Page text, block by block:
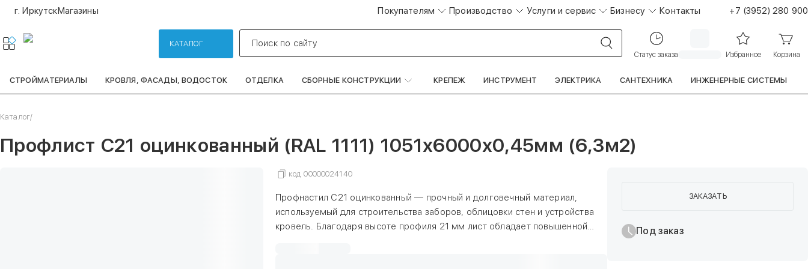
г. ИркутскМагазины Покупателям Производство Услуги и сервис Бизнесу Контакты +7 (3952) 280 900
КАТАЛОГ Поиск по сайту
Статус заказа Избранное Корзина
СТРОЙМАТЕРИАЛЫ КРОВЛЯ, ФАСАДЫ, ВОДОСТОК ОТДЕЛКА СБОРНЫЕ КОНСТРУКЦИИ КРЕПЕЖ ИНСТРУМЕНТ ЭЛЕКТРИКА САНТЕХНИКА ИНЖЕНЕРНЫЕ СИСТЕМЫ
Каталог/
Профлист С21 оцинкованный (RAL 1111) 1051х6000х0,45мм (6,3м2)
код00000024140
Профнастил С21 оцинкованный — прочный и долговечный материал,
используемый для строительства заборов, облицовки стен и устройства
кровель. Благодаря высоте профиля 21 мм лист обладает повышенной
ЗАКАЗАТЬ
Под заказ